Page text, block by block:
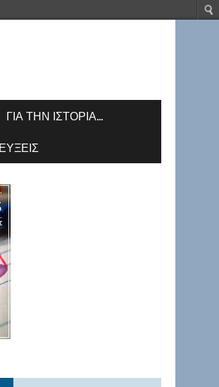
ΓΙΑ ΤΗΝ ΙΣΤΟΡΊΑ…